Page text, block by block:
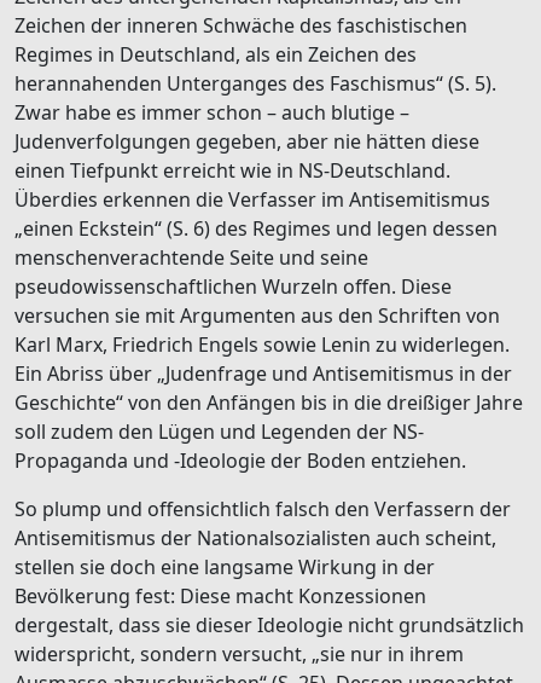
Zeichen der inneren Schwäche des faschistischen
Regimes in Deutschland, als ein Zeichen des
herannahenden Unterganges des Faschismus“ (S. 5).
Zwar habe es immer schon – auch blutige –
Judenverfolgungen gegeben, aber nie hätten diese
einen Tiefpunkt erreicht wie in NS-Deutschland.
Überdies erkennen die Verfasser im Antisemitismus
„einen Eckstein“ (S. 6) des Regimes und legen dessen
menschenverachtende Seite und seine
pseudowissenschaftlichen Wurzeln offen. Diese
versuchen sie mit Argumenten aus den Schriften von
Karl Marx, Friedrich Engels sowie Lenin zu widerlegen.
Ein Abriss über „Judenfrage und Antisemitismus in der
Geschichte“ von den Anfängen bis in die dreißiger Jahre
soll zudem den Lügen und Legenden der NS-
Propaganda und -Ideologie der Boden entziehen.
So plump und offensichtlich falsch den Verfassern der
Antisemitismus der Nationalsozialisten auch scheint,
stellen sie doch eine langsame Wirkung in der
Bevölkerung fest: Diese macht Konzessionen
dergestalt, dass sie dieser Ideologie nicht grundsätzlich
widerspricht, sondern versucht, „sie nur in ihrem